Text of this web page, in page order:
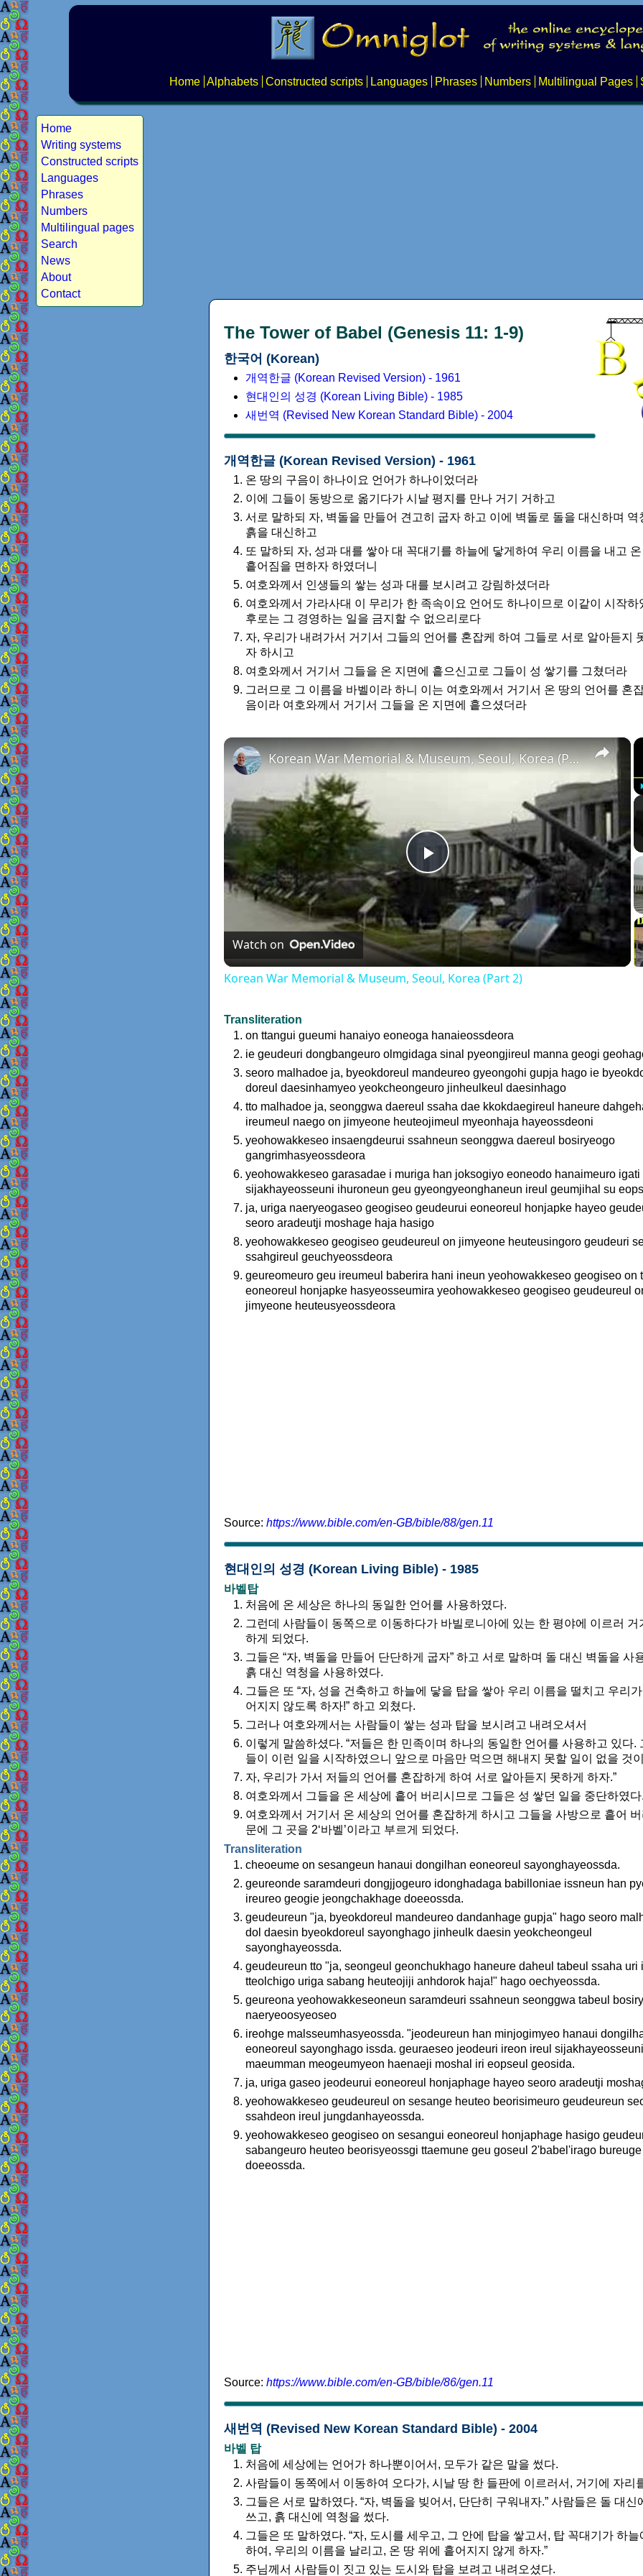
Home Alphabets Constructed scripts Languages Phrases Numbers Multilingual Pages
Home
Writing systems
Constructed scripts
Languages
Phrases
Numbers
Multilingual pages
Search
News
About
Contact
The Tower of Babel (Genesis 11: 1-9)
한국어 (Korean)
개역한글 (Korean Revised Version) - 1961
현대인의 성경 (Korean Living Bible) - 1985
새번역 (Revised New Korean Standard Bible) - 2004
개역한글 (Korean Revised Version) - 1961
온 땅의 구음이 하나이요 언어가 하나이었더라
이에 그들이 동방으로 옮기다가 시날 평지를 만나 거기 거하고
서로 말하되 자, 벽돌을 만들어 견고히 굽자 하고 이에 벽돌로 돌을 대신하며 역
흙을 대신하고
또 말하되 자, 성과 대를 쌓아 대 꼭대기를 하늘에 닿게하여 우리 이름을 내고
흩어짐을 면하자 하였더니
여호와께서 인생들의 쌓는 성과 대를 보시려고 강림하셨더라
여호와께서 가라사대 이 무리가 한 족속이요 언어도 하나이므로 이같이 시작하
후로는 그 경영하는 일을 금지할 수 없으리로다
자, 우리가 내려가서 거기서 그들의 언어를 혼잡케 하여 그들로 서로 알아듣지
자 하시고
여호와께서 거기서 그들을 온 지면에 흩으신고로 그들이 성 쌓기를 그쳤더라
그러므로 그 이름을 바벨이라 하니 이는 여호와께서 거기서 온 땅의 언어를 혼
음이라 여호와께서 거기서 그들을 온 지면에 흩으셨더라
×
Play
Video
Korean War Memorial & Museum, Seoul, Korea (Part 2)
Watch on
Korean War Memorial & Museum, Seoul, Korea (Part 2)
Transliteration
on ttangui gueumi hanaiyo eoneoga hanaieossdeora
ie geudeuri dongbangeuro olmgidaga sinal pyeongjireul manna geogi
seoro malhadoe ja, byeokdoreul mandeureo gyeongohi gupja hago ie
doreul daesinhamyeo yeokcheongeuro jinheulkeul daesinhago
tto malhadoe ja, seonggwa daereul ssaha dae kkokdaegireul haneure
ireumeul naego on jimyeone heuteojimeul myeonhaja hayeossdeoni
yeohowakkeseo insaengdeurui ssahneun seonggwa daereul bosiryeogo
gangrimhasyeossdeora
yeohowakkeseo garasadae i muriga han joksogiyo eoneodo hanaimeuro igati
sijakhayeosseuni ihuroneun geu gyeongyeonghaneun ireul geumjihal su
ja, uriga naeryeogaseo geogiseo geudeurui eoneoreul honjapke hayeo
seoro aradeutji moshage haja hasigo
yeohowakkeseo geogiseo geudeureul on jimyeone heuteusingoro geudeuri
ssahgireul geuchyeossdeora
geureomeuro geu ireumeul baberira hani ineun yeohowakkeseo geogiseo on
eoneoreul honjapke hasyeosseumira yeohowakkeseo geogiseo geudeureul
jimyeone heuteusyeossdeora
Source: https://www.bible.com/en-GB/bible/88/gen.11
현대인의 성경 (Korean Living Bible) - 1985
바벨탑
처음에 온 세상은 하나의 동일한 언어를 사용하였다.
그런데 사람들이 동쪽으로 이동하다가 바빌로니아에 있는 한 평야에 이르러 거
하게 되었다.
그들은 “자, 벽돌을 만들어 단단하게 굽자” 하고 서로 말하며 돌 대신 벽돌을 사
흙 대신 역청을 사용하였다.
그들은 또 “자, 성을 건축하고 하늘에 닿을 탑을 쌓아 우리 이름을 떨치고 우리
어지지 않도록 하자!” 하고 외쳤다.
그러나 여호와께서는 사람들이 쌓는 성과 탑을 보시려고 내려오셔서
이렇게 말씀하셨다. “저들은 한 민족이며 하나의 동일한 언어를 사용하고 있다.
들이 이런 일을 시작하였으니 앞으로 마음만 먹으면 해내지 못할 일이 없을 것
자, 우리가 가서 저들의 언어를 혼잡하게 하여 서로 알아듣지 못하게 하자.”
여호와께서 그들을 온 세상에 흩어 버리시므로 그들은 성 쌓던 일을 중단하였
여호와께서 거기서 온 세상의 언어를 혼잡하게 하시고 그들을 사방으로 흩어
문에 그 곳을 2‘바벨’이라고 부르게 되었다.
Transliteration
cheoeume on sesangeun hanaui dongilhan eoneoreul sayonghayeossda.
geureonde saramdeuri dongjjogeuro idonghadaga babilloniae issneun han
ireureo geogie jeongchakhage doeeossda.
geudeureun "ja, byeokdoreul mandeureo dandanhage gupja" hago seoro
dol daesin byeokdoreul sayonghago jinheulk daesin yeokcheongeul
sayonghayeossda.
geudeureun tto "ja, seongeul geonchukhago haneure daheul tabeul ssaha uri
tteolchigo uriga sabang heuteojiji anhdorok haja!" hago oechyeossda.
geureona yeohowakkeseoneun saramdeuri ssahneun seonggwa tabeul
naeryeoosyeoseo
ireohge malsseumhasyeossda. "jeodeureun han minjogimyeo hanaui
eoneoreul sayonghago issda. geuraeseo jeodeuri ireon ireul
maeumman meogeumyeon haenaeji moshal iri eopseul geosida.
ja, uriga gaseo jeodeurui eoneoreul honjaphage hayeo seoro aradeutji
yeohowakkeseo geudeureul on sesange heuteo beorisimeuro geudeureun
ssahdeon ireul jungdanhayeossda.
yeohowakkeseo geogiseo on sesangui eoneoreul honjaphage hasigo
sabangeuro heuteo beorisyeossgi ttaemune geu goseul 2'babel'irago bureuge
doeeossda.
Source: https://www.bible.com/en-GB/bible/86/gen.11
새번역 (Revised New Korean Standard Bible) - 2004
바벨 탑
처음에 세상에는 언어가 하나뿐이어서, 모두가 같은 말을 썼다.
사람들이 동쪽에서 이동하여 오다가, 시날 땅 한 들판에 이르러서, 거기에 자리
그들은 서로 말하였다. “자, 벽돌을 빚어서, 단단히 구워내자.” 사람들은 돌 대신
쓰고, 흙 대신에 역청을 썼다.
그들은 또 말하였다. “자, 도시를 세우고, 그 안에 탑을 쌓고서, 탑 꼭대기가 하늘
하여, 우리의 이름을 날리고, 온 땅 위에 흩어지지 않게 하자.”
주님께서 사람들이 짓고 있는 도시와 탑을 보려고 내려오셨다.